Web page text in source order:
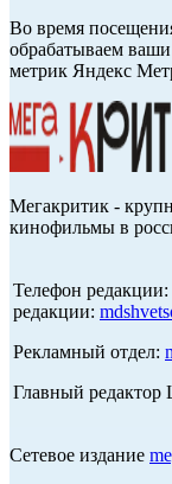
Во время
обрабатываем
метрик Яндекс
Мегакритик -
кинофильмы в
Телефон редакции:
редакции:
Рекламный отдел:
Главный
Сетевое издание